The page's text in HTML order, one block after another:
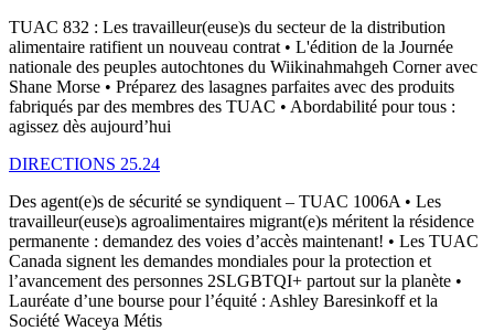
TUAC 832 : Les travailleur(euse)s du secteur de la distribution
alimentaire ratifient un nouveau contrat • L'édition de la Journée
nationale des peuples autochtones du Wiikinahmahgeh Corner avec
Shane Morse • Préparez des lasagnes parfaites avec des produits
fabriqués par des membres des TUAC • Abordabilité pour tous :
agissez dès aujourd’hui
DIRECTIONS 25.24
Des agent(e)s de sécurité se syndiquent – TUAC 1006A • Les
travailleur(euse)s agroalimentaires migrant(e)s méritent la résidence
permanente : demandez des voies d’accès maintenant! • Les TUAC
Canada signent les demandes mondiales pour la protection et
l’avancement des personnes 2SLGBTQI+ partout sur la planète •
Lauréate d’une bourse pour l’équité : Ashley Baresinkoff et la
Société Waceya Métis